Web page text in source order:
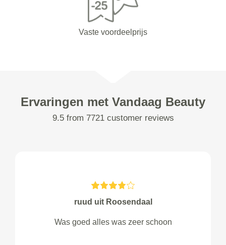
Vaste voordeelprijs
Ervaringen met Vandaag Beauty
9.5 from 7721 customer reviews
ruud uit Roosendaal
Was goed alles was zeer schoon